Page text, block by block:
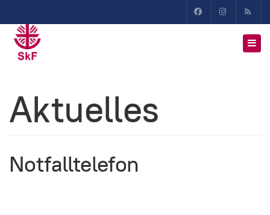
Aktuelles
Notfalltelefon